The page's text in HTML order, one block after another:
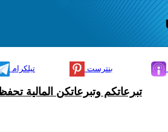
تيلكرام بنترست
تبرعاتكم وتبرعاتكن المالية